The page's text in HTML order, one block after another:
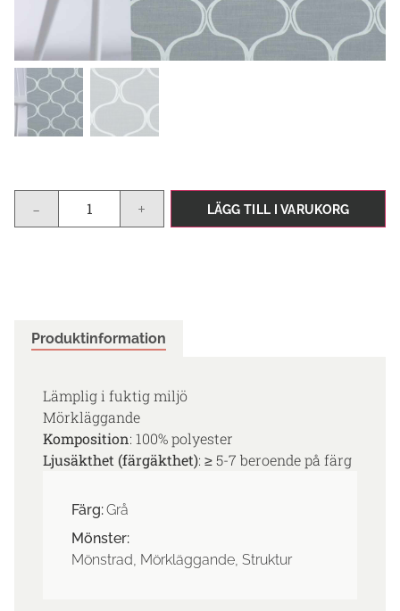
- + LÄGG TILL I VARUKORG
Produktinformation
Lämplig i fuktig miljö
Mörkläggande
Komposition: 100% polyester
Ljusäkthet (färgäkthet): ≥ 5-7 beroende på färg
Färg:Grå
Mönster:
Mönstrad, Mörkläggande, Struktur